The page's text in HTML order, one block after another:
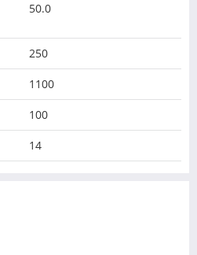
50.0
250
1100
100
14